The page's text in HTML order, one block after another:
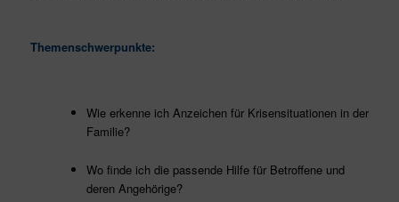
Themenschwerpunkte:
Wie erkenne ich Anzeichen für Krisensituationen in der
Familie?
Wo finde ich die passende Hilfe für Betroffene und
deren Angehörige?